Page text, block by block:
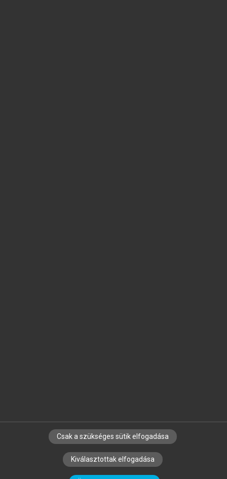
SZERZŐKNEK CÉGEKNEK KÖNYVTÁROSOKNAK
SZERKESZTÉSI ÉS LEKTORÁLÁSI ALAPELVEK
Csak a szükséges sütik elfogadása
Kiválasztottak elfogadása